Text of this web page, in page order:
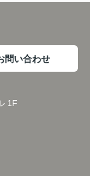
問い合わせ
1F